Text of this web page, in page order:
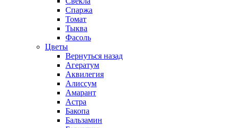
Спаржа
Томат
Тыква
Фасоль
Цветы
Вернуться назад
Агератум
Аквилегия
Алиссум
Амарант
Астра
Бакопа
Бальзамин